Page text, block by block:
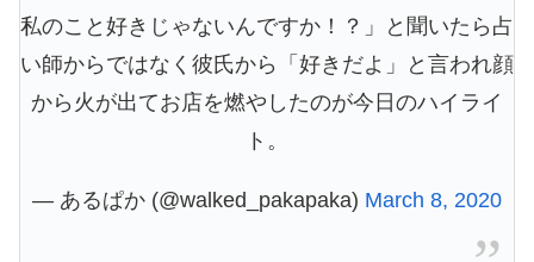
私のこと好きじゃないんですか！？」と聞いたら占
い師からではなく彼氏から「好きだよ」と言われ顔
から火が出てお店を燃やしたのが今日のハイライ
ト。
— あるぱか (@walked_pakapaka) March 8, 2020